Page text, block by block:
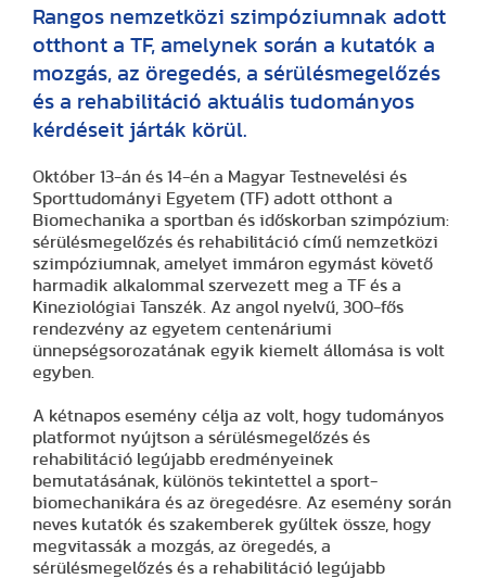
Rangos nemzetközi szimpóziumnak adott
otthont a TF, amelynek során a kutatók a
mozgás, az öregedés, a sérülésmegelőzés
és a rehabilitáció aktuális tudományos
kérdéseit járták körül.
Október 13-án és 14-én a Magyar Testnevelési és
Sporttudományi Egyetem (TF) adott otthont a
Biomechanika a sportban és időskorban szimpózium:
sérülésmegelőzés és rehabilitáció című nemzetközi
szimpóziumnak, amelyet immáron egymást követő
harmadik alkalommal szervezett meg a TF és a
Kineziológiai Tanszék. Az angol nyelvű, 300-fős
rendezvény az egyetem centenáriumi
ünnepségsorozatának egyik kiemelt állomása is volt
egyben.
A kétnapos esemény célja az volt, hogy tudományos
platformot nyújtson a sérülésmegelőzés és
rehabilitáció legújabb eredményeinek
bemutatásának, különös tekintettel a sport-
biomechanikára és az öregedésre. Az esemény során
neves kutatók és szakemberek gyűltek össze, hogy
megvitassák a mozgás, az öregedés, a
sérülésmegelőzés és a rehabilitáció legújabb